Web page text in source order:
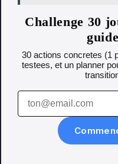
Challenge 30
30 actions concretes (1
testees, et un planner